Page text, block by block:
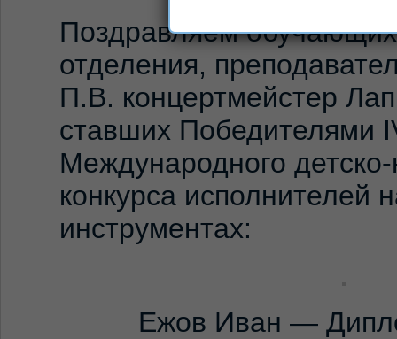
Поздравляем
отделения,
П.В. концертмейстер
ставших Победителями
Международного
конкурса исполнителей
инструментах:
Ежов Иван —